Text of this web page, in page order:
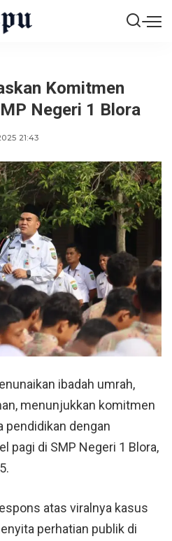
Komitmen
Negeri 1 Blora
21:43
ibadah umrah,
, menunjukkan komitmen
pendidikan dengan
pagi di SMP Negeri 1 Blora,
atas viralnya kasus
perhatian publik di